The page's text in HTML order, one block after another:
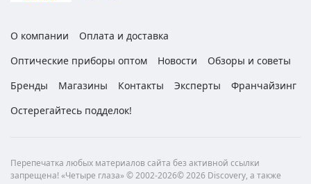
О компании
Оплата и доставка
Оптические приборы оптом
Новости
Обзоры и советы
Бренды
Магазины Контакты Эксперты
Франчайзинг
Остерегайтесь подделок!
Перепечатка любых материалов сайта без активной ссылки
запрещена! «Четыре глаза» © 2002-2026© 2026 Discovery, а также